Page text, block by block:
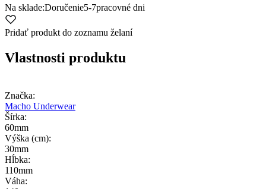
Na sklade:Doručenie5-7pracovné dni
Pridať produkt do zoznamu želaní
Vlastnosti produktu
Značka:
Macho Underwear
Šírka:
60mm
Výška (cm):
30mm
Hĺbka:
110mm
Váha: